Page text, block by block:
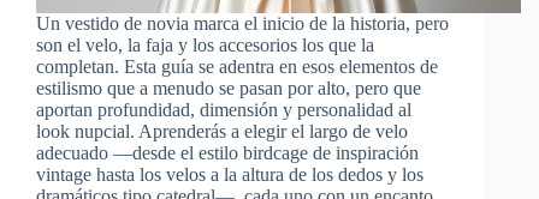
Un vestido de novia marca el inicio de la historia, pero
son el velo, la faja y los accesorios los que la
completan. Esta guía se adentra en esos elementos de
estilismo que a menudo se pasan por alto, pero que
aportan profundidad, dimensión y personalidad al
look nupcial. Aprenderás a elegir el largo de velo
adecuado —desde el estilo birdcage de inspiración
vintage hasta los velos a la altura de los dedos y los